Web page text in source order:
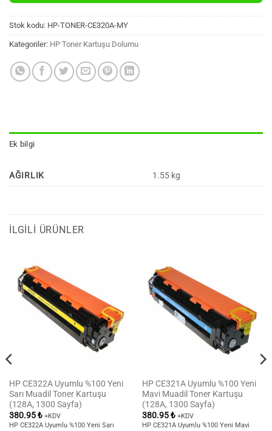
Stok kodu: HP-TONER-CE320A-MY
Kategoriler: HP Toner Kartuşu Dolumu
Ek bilgi
AĞIRLIK 1.55 kg
İLGILI ÜRÜNLER
HP CE322A Uyumlu %100 Yeni
Sarı Muadil Toner Kartuşu
(128A, 1300 Sayfa)
380.95₺ +KDV
HP CE322A Uyumlu %100 Yeni Sarı
HP CE321A Uyumlu %100 Yeni
Mavi Muadil Toner Kartuşu
(128A, 1300 Sayfa)
380.95₺ +KDV
HP CE321A Uyumlu %100 Yeni Mavi